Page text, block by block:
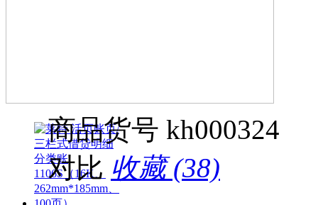
商品货号 kh000324
对比 收藏 (38)